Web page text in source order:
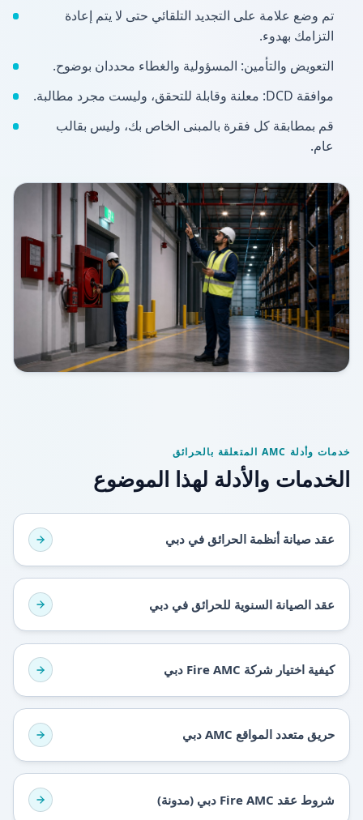
تم وضع علامة على التجديد التلقائي حتى لا يتم إعادة
التزامك بهدوء.
التعويض والتأمين: المسؤولية والغطاء محددان بوضوح.
موافقة DCD: معلنة وقابلة للتحقق، وليست مجرد مطالبة.
قم بمطابقة كل فقرة بالمبنى الخاص بك، وليس بقالب
عام.
خدمات وأدلة AMC المتعلقة بالحرائق
الخدمات والأدلة لهذا الموضوع
عقد صيانة أنظمة الحرائق في دبي
عقد الصيانة السنوية للحرائق في دبي
كيفية اختيار شركة Fire AMC دبي
حريق متعدد المواقع AMC دبي
شروط عقد Fire AMC دبي (مدونة)